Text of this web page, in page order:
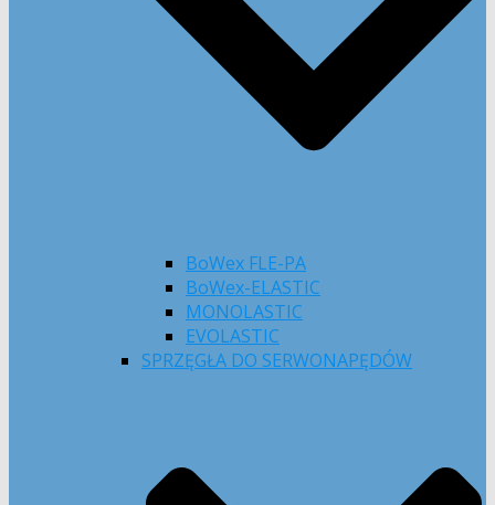
BoWex FLE-PA
BoWex-ELASTIC
MONOLASTIC
EVOLASTIC
SPRZĘGŁA DO SERWONAPĘDÓW